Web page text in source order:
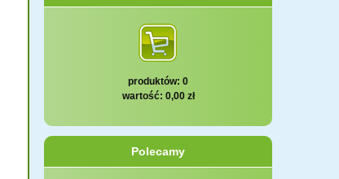
produktów: 0
wartość: 0,00 zł
Polecamy